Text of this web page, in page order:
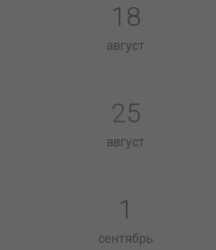
18
август
25
август
1
сентябрь